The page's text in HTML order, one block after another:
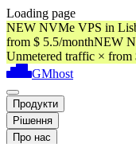
Loading page
NEW NVMe VPS in
from $ 5.5/monthNEW
Unmetered traffic × from
GMhost
Продукти
Рішення
Про нас